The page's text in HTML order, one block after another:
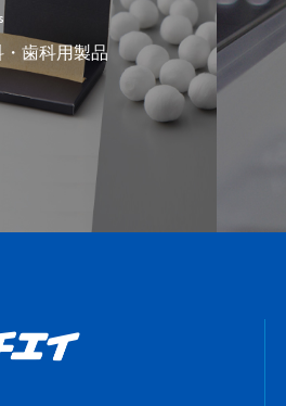
歯科用製品